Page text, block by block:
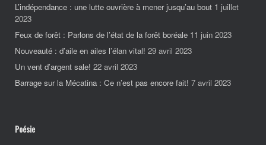
L’indépendance : une lutte ouvrière à mener jusqu’au bout 1 juillet
2023
Feux de forêt : Parlons de l’état de la forêt boréale 11 juin 2023
Nouveauté : d’aile en ailes l’élan vital! 29 avril 2023
Un vent d’argent sale! 22 avril 2023
Barrage sur la Mécatina : Ce n’est pas encore fait! 7 avril 2023
Poésie